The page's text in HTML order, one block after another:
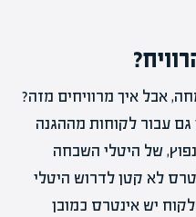
אבל איך מרוויחים מזה?
גם עבור לקוחות מההגנה
של היטלי השבחה
לא קטן לדרוש היטלי
יש אינטרס כמובן